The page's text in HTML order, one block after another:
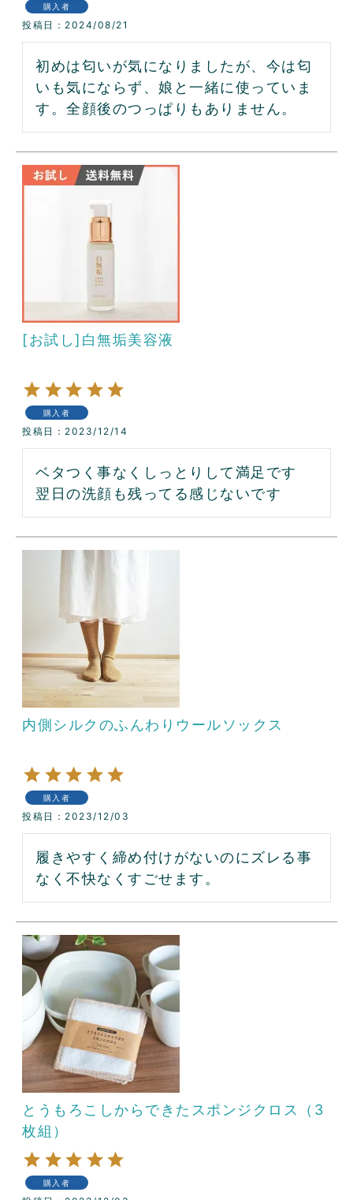
購入者
投稿日 2024/08/21
初めは匂いが気になりましたが、今は匂
いも気にならず、娘と一緒に使っていま
す。全顔後のつっぱりもありません。
[お試し]白無垢美容液
購入者
投稿日 2023/12/14
ベタつく事なくしっとりして満足です
翌日の洗顔も残ってる感じないです
内側シルクのふんわりウールソックス
購入者
投稿日 2023/12/03
履きやすく締め付けがないのにズレる事
なく不快なくすごせます。
とうもろこしからできたスポンジクロス（3
枚組）
購入者